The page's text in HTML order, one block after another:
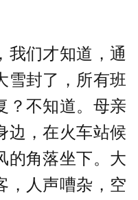
们才知道，通
雪封了，所有班
？不知道。母亲
边，在火车站候
的角落坐下。大
，人声嘈杂，空